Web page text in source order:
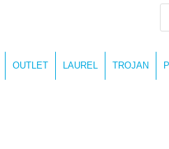
OUTLET LAUREL TROJAN